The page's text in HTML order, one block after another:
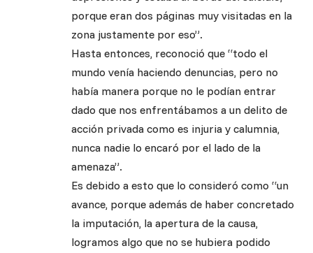
porque eran dos páginas muy visitadas en la
zona justamente por eso”.
Hasta entonces, reconoció que “todo el
mundo venía haciendo denuncias, pero no
había manera porque no le podían entrar
dado que nos enfrentábamos a un delito de
acción privada como es injuria y calumnia,
nunca nadie lo encaró por el lado de la
amenaza”.
Es debido a esto que lo consideró como “un
avance, porque además de haber concretado
la imputación, la apertura de la causa,
logramos algo que no se hubiera podido